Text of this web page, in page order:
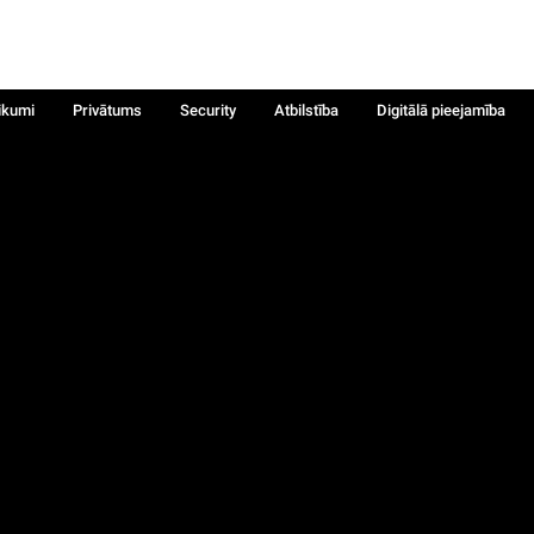
Privātums Security Atbilstība
Digitālā pieejamība